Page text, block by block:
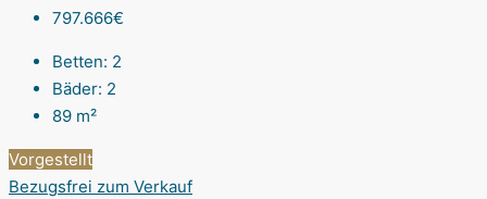
797.666€
Betten: 2
Bäder: 2
89 m²
Vorgestellt
Bezugsfrei zum Verkauf